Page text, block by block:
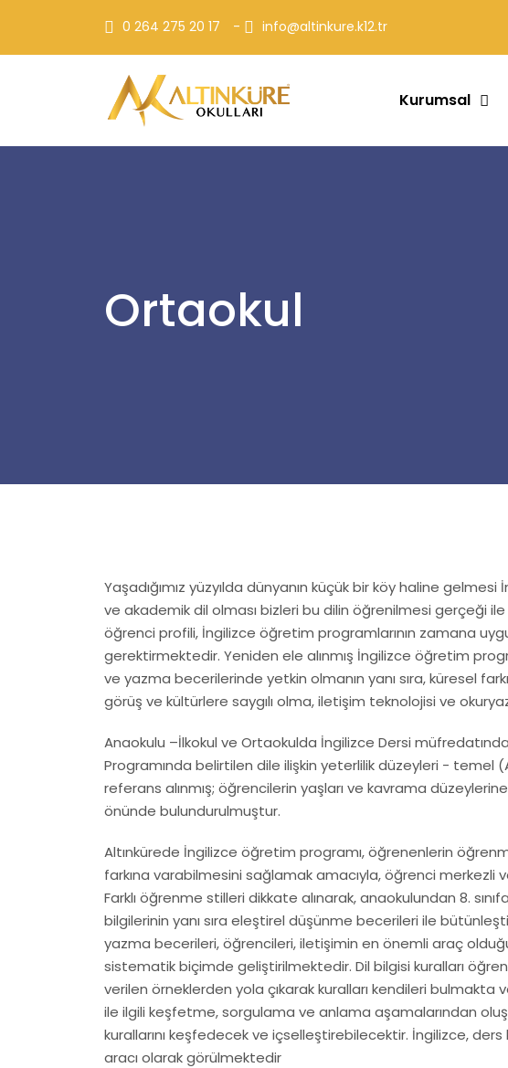
0 264 275 20 17 - info@altinkure.k12.tr
Kurumsal
Ortaokul
Yaşadığımız yüzyılda dünyanın küçük bir köy haline
ve akademik dil olması bizleri bu dilin öğrenilmesi gerçeği ile
öğrenci profili, İngilizce öğretim programlarının zamana
gerektirmektedir. Yeniden ele alınmış İngilizce öğretim
ve yazma becerilerinde yetkin olmanın yanı sıra, küresel
görüş ve kültürlere saygılı olma, iletişim teknolojisi ve
Anaokulu –İlkokul ve Ortaokulda İngilizce Dersi
Programında belirtilen dile ilişkin yeterlilik düzeyleri - temel
referans alınmış; öğrencilerin yaşları ve kavrama
önünde bulundurulmuştur.
Altınkürede İngilizce öğretim programı, öğrenenlerin
farkına varabilmesini sağlamak amacıyla, öğrenci merkezli
Farklı öğrenme stilleri dikkate alınarak, anaokulundan 8.
bilgilerinin yanı sıra eleştirel düşünme becerileri ile
yazma becerileri, öğrencileri, iletişimin en önemli araç
sistematik biçimde geliştirilmektedir. Dil bilgisi kuralları
verilen örneklerden yola çıkarak kuralları kendileri bulmakta
ile ilgili keşfetme, sorgulama ve anlama aşamalarından
kurallarını keşfedecek ve içselleştirebilecektir. İngilizce,
aracı olarak görülmektedir